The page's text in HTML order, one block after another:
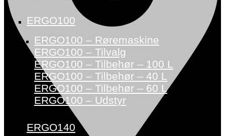
ERGO100
ERGO100 – Røremaskine
ERGO100 – Tilvalg
ERGO100 – Tilbehør – 100 L
ERGO100 – Tilbehør – 40 L
ERGO100 – Tilbehør – 60 L
ERGO100 – Udstyr
ERGO140